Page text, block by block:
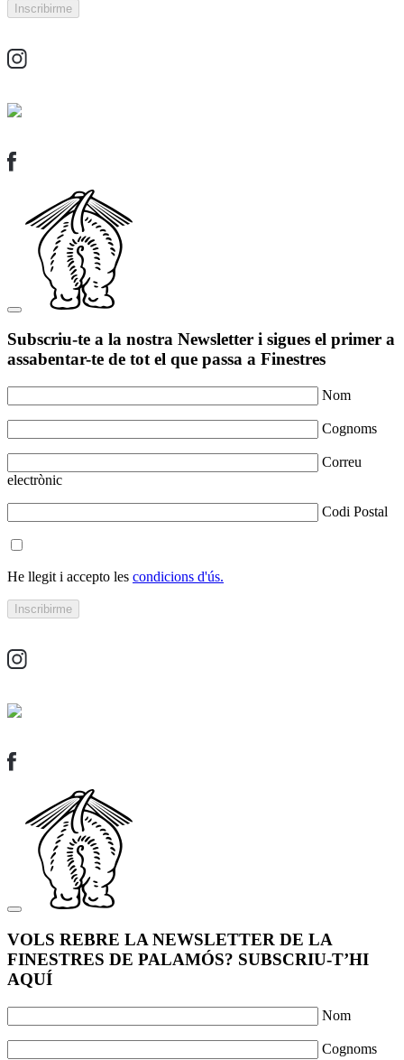
Subscriu-te a la nostra Newsletter i sigues el primer a
assabentar-te de tot el que passa a Finestres
Nom
Cognoms
Correu
electrònic
Codi Postal
He llegit i accepto les condicions d'ús.
VOLS REBRE LA NEWSLETTER DE LA
FINESTRES DE PALAMÓS? SUBSCRIU-T’HI
AQUÍ
Nom
Cognoms